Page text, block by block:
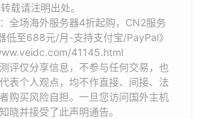
载请注明出处。
全场海外服务器4折起购，CN2服务
低至688元/月-支持支付宝/PayPal》
41145.html
评仅分享信息，不参与任何交易，也
表个人观点，均不作直接、间接、法
购买风险自担。一旦您访问国外主机
晓并接受了此声明通告。